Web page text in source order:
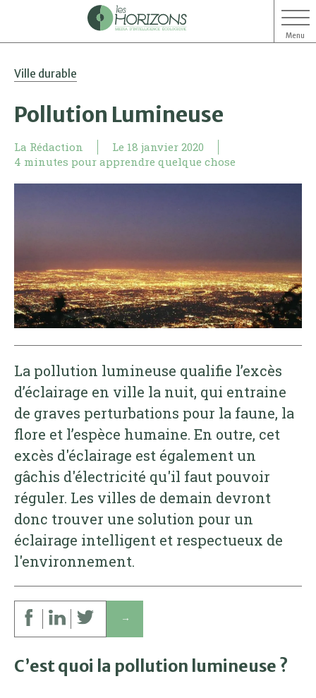
Menu
Ville durable
Pollution Lumineuse
La Rédaction Le 18 janvier 2020
4 minutes pour apprendre quelque chose
La pollution lumineuse qualifie l’excès
d’éclairage en ville la nuit, qui entraine
de graves perturbations pour la faune, la
flore et l’espèce humaine. En outre, cet
excès d'éclairage est également un
gâchis d'électricité qu'il faut pouvoir
réguler. Les villes de demain devront
donc trouver une solution pour un
éclairage intelligent et respectueux de
l'environnement.
↓
C’est quoi la pollution lumineuse ?